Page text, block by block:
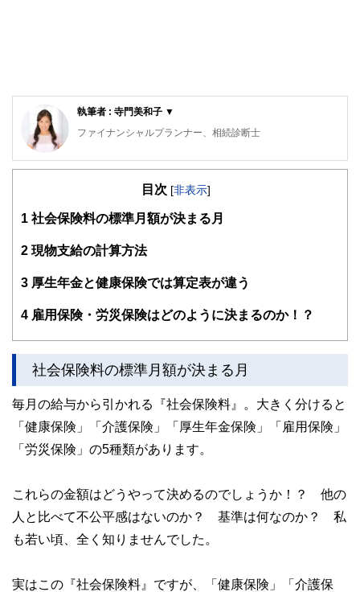
執筆者 : 寺門美和子 ▼
ファイナンシャルプランナー、相続診断士
公的保険アドバイザー／確定拠出年金相談ねっと認定FP
大手流通業界系のファッションビジネスを12年経験。ビジネ
（整体）で、主にマネージメント・経営等、裏方を担当。マ
に離婚。長い間従事した「からだ系ビジネス」では資格を有
決意。自らの経験を活かした夫婦問題カウンセラーの資格を
目指す中「離婚後の女性が自立する難しさ」を目のあたりに
する中に、FPの仕事と出会う。『からだと心とお金』の幸
ろう？特に女性には敷居が高い現実。「もっとやさしく、わ
かりやすくお金や資産の提案がしたい」という想いから、
女性が資産運用について学び直す提案業務を行っている。
※確定拠出年金相談ねっと
https://wiselife.biz/fp/mterakado/
女性のための電話相談『ボイスマルシェ』
目次 [非表示]
1 社会保険料の標準月額が決まる月
2 現物支給の計算方法
3 厚生年金と健康保険では算定表が違う
4 雇用保険・労災保険はどのように決まるのか！？
社会保険料の標準月額が決まる月
毎月の給与から引かれる『社会保険料』。大きく分けると
「健康保険」「介護保険」「厚生年金保険」「雇用保険」
「労災保険」の5種類があります。
これらの金額はどうやって決めるのでしょうか！？ 他の
人と比べて不公平感はないのか？ 基準は何なのか？ 私
も若い頃、全く知りませんでした。
実はこの『社会保険料』ですが、「健康保険」「介護保